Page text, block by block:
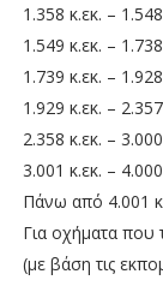
1.358 κ.εκ. –
1.549 κ.εκ. –
1.739 κ.εκ. –
1.929 κ.εκ. –
2.358 κ.εκ. –
3.001 κ.εκ. –
Πάνω από 4.001
Για οχήματα που
(με βάση τις